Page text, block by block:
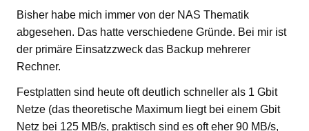
Bisher habe mich immer von der NAS Thematik
abgesehen. Das hatte verschiedene Gründe. Bei mir ist
der primäre Einsatzzweck das Backup mehrerer
Rechner.
Festplatten sind heute oft deutlich schneller als 1 Gbit
Netze (das theoretische Maximum liegt bei einem Gbit
Netz bei 125 MB/s, praktisch sind es oft eher 90 MB/s,